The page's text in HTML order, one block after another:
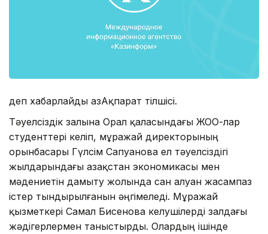
деп хабарлайды ҚазАқпарат тілшісі.
Тәуелсіздік залына Орал қаласындағы ЖОО-лар
студенттері келіп, мұражай директорының
орынбасары Гүлсім Сапуанова ел тәуелсіздігі
жылдарындағы Қазақстан экономикасы мен
мәдениетін дамыту жолында сан алуан жасампаз
істер тындырылғанын әңгімеледі. Мұражай
қызметкері Самал Бисенова келушілерді залдағы
жәдігерлермен таныстырды. Олардың ішінде